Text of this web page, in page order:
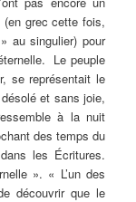
grec cette fois,
au singulier) pour
Le peuple
se représentait le
et sans joie,
à la nuit
des temps du
les Écritures.
». « L’un des
découvrir que le